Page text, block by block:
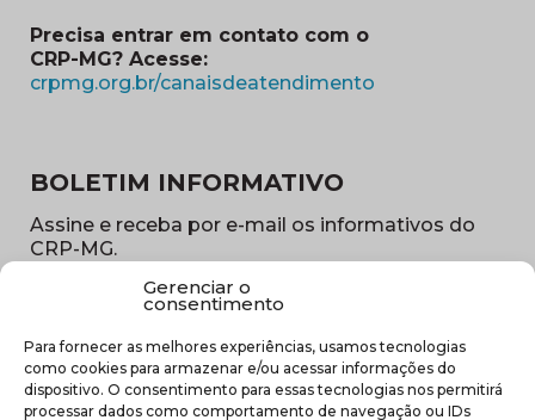
Gerenciar o
consentimento
Para fornecer as melhores experiências, usamos tecnologias
como cookies para armazenar e/ou acessar informações do
dispositivo. O consentimento para essas tecnologias nos permitirá
processar dados como comportamento de navegação ou IDs
Precisa entrar em contato com o
CRP-MG? Acesse:
crpmg.org.br/canaisdeatendimento
BOLETIM INFORMATIVO
Assine e receba por e-mail os informativos do
CRP-MG.
E-
mail
(obrigatório)